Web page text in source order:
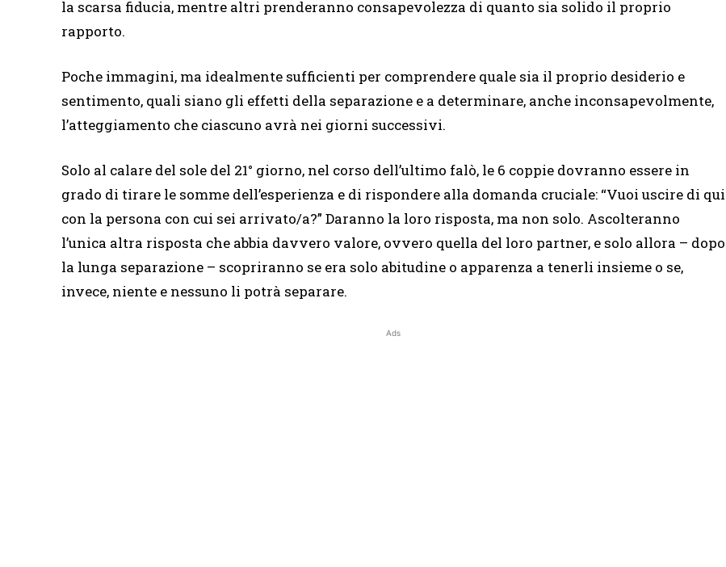
la scarsa fiducia, mentre altri prenderanno consapevolezza di quanto sia solido il proprio
rapporto.
Poche immagini, ma idealmente sufficienti per comprendere quale sia il proprio desiderio e
sentimento, quali siano gli effetti della separazione e a determinare, anche inconsapevolmente,
l’atteggiamento che ciascuno avrà nei giorni successivi.
Solo al calare del sole del 21° giorno, nel corso dell’ultimo falò, le 6 coppie dovranno essere in
grado di tirare le somme dell’esperienza e di rispondere alla domanda cruciale: “Vuoi uscire di qui
con la persona con cui sei arrivato/a?” Daranno la loro risposta, ma non solo. Ascolteranno
l’unica altra risposta che abbia davvero valore, ovvero quella del loro partner, e solo allora – dopo
la lunga separazione – scopriranno se era solo abitudine o apparenza a tenerli insieme o se,
invece, niente e nessuno li potrà separare.
Ads